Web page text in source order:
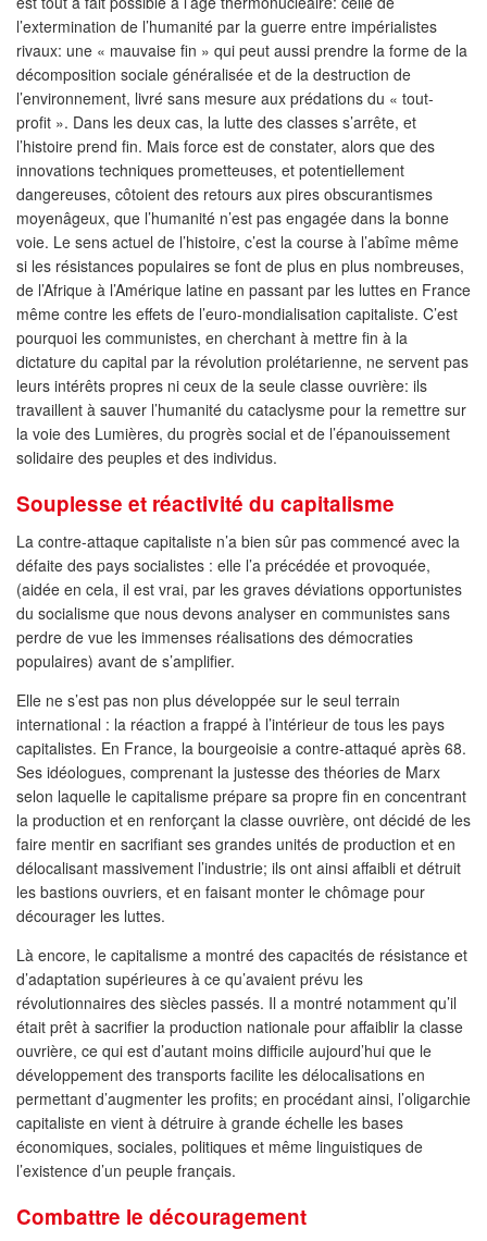
l’extermination de l’humanité par la guerre entre impérialistes
rivaux: une « mauvaise fin » qui peut aussi prendre la forme de la
décomposition sociale généralisée et de la destruction de
l’environnement, livré sans mesure aux prédations du « tout-
profit ». Dans les deux cas, la lutte des classes s’arrête, et
l’histoire prend fin. Mais force est de constater, alors que des
innovations techniques prometteuses, et potentiellement
dangereuses, côtoient des retours aux pires obscurantismes
moyenâgeux, que l’humanité n’est pas engagée dans la bonne
voie. Le sens actuel de l’histoire, c’est la course à l’abîme même
si les résistances populaires se font de plus en plus nombreuses,
de l’Afrique à l’Amérique latine en passant par les luttes en France
même contre les effets de l’euro-mondialisation capitaliste. C’est
pourquoi les communistes, en cherchant à mettre fin à la
dictature du capital par la révolution prolétarienne, ne servent pas
leurs intérêts propres ni ceux de la seule classe ouvrière: ils
travaillent à sauver l’humanité du cataclysme pour la remettre sur
la voie des Lumières, du progrès social et de l’épanouissement
solidaire des peuples et des individus.
Souplesse et réactivité du capitalisme
La contre-attaque capitaliste n’a bien sûr pas commencé avec la
défaite des pays socialistes : elle l’a précédée et provoquée,
(aidée en cela, il est vrai, par les graves déviations opportunistes
du socialisme que nous devons analyser en communistes sans
perdre de vue les immenses réalisations des démocraties
populaires) avant de s’amplifier.
Elle ne s’est pas non plus développée sur le seul terrain
international : la réaction a frappé à l’intérieur de tous les pays
capitalistes. En France, la bourgeoisie a contre-attaqué après 68.
Ses idéologues, comprenant la justesse des théories de Marx
selon laquelle le capitalisme prépare sa propre fin en concentrant
la production et en renforçant la classe ouvrière, ont décidé de les
faire mentir en sacrifiant ses grandes unités de production et en
délocalisant massivement l’industrie; ils ont ainsi affaibli et détruit
les bastions ouvriers, et en faisant monter le chômage pour
décourager les luttes.
Là encore, le capitalisme a montré des capacités de résistance et
d’adaptation supérieures à ce qu’avaient prévu les
révolutionnaires des siècles passés. Il a montré notamment qu’il
était prêt à sacrifier la production nationale pour affaiblir la classe
ouvrière, ce qui est d’autant moins difficile aujourd’hui que le
développement des transports facilite les délocalisations en
permettant d’augmenter les profits; en procédant ainsi, l’oligarchie
capitaliste en vient à détruire à grande échelle les bases
économiques, sociales, politiques et même linguistiques de
l’existence d’un peuple français.
Combattre le découragement